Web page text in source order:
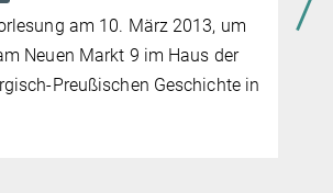
am 10. März 2013, um
Neuen Markt 9 im Haus der
Preußischen Geschichte in